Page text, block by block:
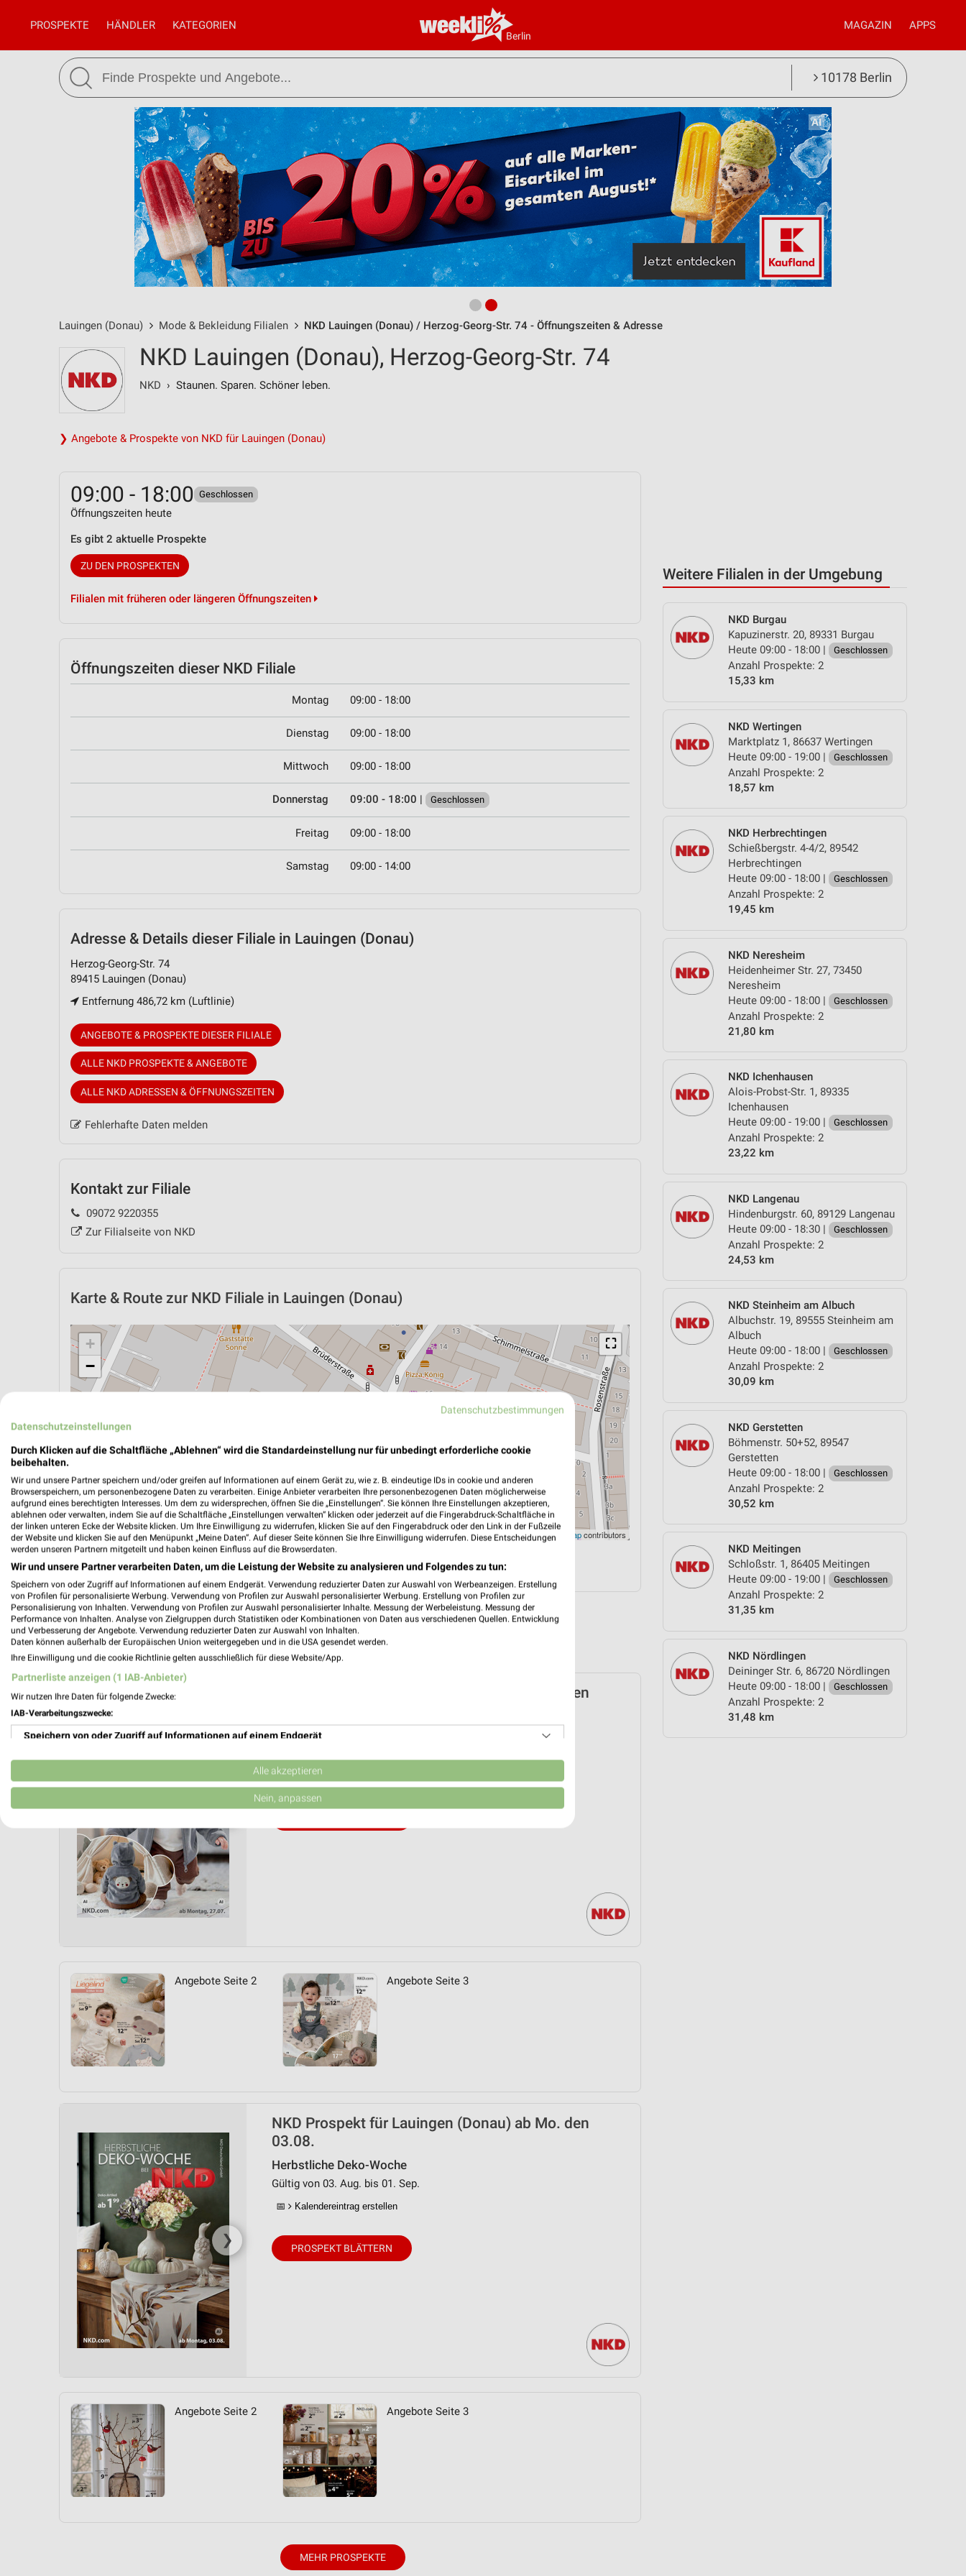
Berlin
PROSPEKTE HÄNDLER KATEGORIEN MAGAZIN APPS
10178 Berlin
Lauingen (Donau) Mode & Bekleidung Filialen NKD Lauingen (Donau) / Herzog-Georg-Str. 74 - Öffnungszeiten & Adresse
Weitere Filialen in der Umgebung
NKD Burgau
Kapuzinerstr. 20, 89331 Burgau
Heute 09:00 - 18:00 |
Geschlossen
Anzahl Prospekte: 2
15,33 km
NKD Wertingen
Marktplatz 1, 86637 Wertingen
Heute 09:00 - 19:00 |
Geschlossen
Anzahl Prospekte: 2
18,57 km
NKD Herbrechtingen
Schießbergstr. 4-4/2, 89542
Herbrechtingen
Heute 09:00 - 18:00 |
Geschlossen
Anzahl Prospekte: 2
19,45 km
NKD Neresheim
Heidenheimer Str. 27, 73450
Neresheim
Heute 09:00 - 18:00 |
Geschlossen
Anzahl Prospekte: 2
21,80 km
NKD Ichenhausen
Alois-Probst-Str. 1, 89335
Ichenhausen
Heute 09:00 - 19:00 |
Geschlossen
Anzahl Prospekte: 2
23,22 km
NKD Langenau
Hindenburgstr. 60, 89129 Langenau
Heute 09:00 - 18:30 |
Geschlossen
Anzahl Prospekte: 2
24,53 km
NKD Steinheim am Albuch
Albuchstr. 19, 89555 Steinheim am
Albuch
Heute 09:00 - 18:00 |
Geschlossen
Anzahl Prospekte: 2
30,09 km
NKD Gerstetten
Böhmenstr. 50+52, 89547
Gerstetten
Heute 09:00 - 18:00 |
Geschlossen
Anzahl Prospekte: 2
30,52 km
NKD Meitingen
Schloßstr. 1, 86405 Meitingen
Heute 09:00 - 19:00 |
Geschlossen
Anzahl Prospekte: 2
31,35 km
NKD Nördlingen
Deininger Str. 6, 86720 Nördlingen
Heute 09:00 - 18:00 |
Geschlossen
Anzahl Prospekte: 2
31,48 km
NKD Lauingen (Donau), Herzog-Georg-Str. 74
NKD › Staunen. Sparen. Schöner leben.
❯ Angebote & Prospekte von NKD für Lauingen (Donau)
09:00 - 18:00 Geschlossen
Öffnungszeiten heute
Es gibt 2 aktuelle Prospekte
ZU DEN PROSPEKTEN
Filialen mit früheren oder längeren Öffnungszeiten
Öffnungszeiten dieser NKD Filiale
Montag 09:00 - 18:00
Dienstag 09:00 - 18:00
Mittwoch 09:00 - 18:00
Donnerstag 09:00 - 18:00 | Geschlossen
Freitag 09:00 - 18:00
Samstag 09:00 - 14:00
Adresse & Details dieser Filiale in Lauingen (Donau)
Herzog-Georg-Str. 74
89415 Lauingen (Donau)
Entfernung 486,72 km (Luftlinie)
ANGEBOTE & PROSPEKTE DIESER FILIALE
ALLE NKD PROSPEKTE & ANGEBOTE
ALLE NKD ADRESSEN & ÖFFNUNGSZEITEN
Fehlerhafte Daten melden
Kontakt zur Filiale
09072 9220355
Zur Filialseite von NKD
Karte & Route zur NKD Filiale in Lauingen (Donau)
⛶
+
−
Leaflet|©OpenStreetMapcontributors
ÖPNV ANZEIGEN LADESÄULEN ANZEIGEN NAVIGATION MIT GOOGLE/IOS MAPS
Aktuelle Angebote in dieser Filiale
Anzahl Prospekte: 2
Letztes Prospektupdate: vor 9 Tagen
❯
NKD Prospekt für Lauingen (Donau) ab Mo. den
Milchzahn-Woche
📅 Kalendereintrag erstellen
Angebote Seite 2 Angebote Seite 3
❯
NKD Prospekt für Lauingen (Donau) ab Mo. den
03.08.
Herbstliche Deko-Woche
Gültig von 03. Aug. bis 01. Sep.
📅 Kalendereintrag erstellen
PROSPEKT BLÄTTERN
Angebote Seite 2 Angebote Seite 3
MEHR PROSPEKTE
Datenschutzbestimmungen
Datenschutzeinstellungen
Durch Klicken auf die Schaltfläche „Ablehnen“ wird die Standardeinstellung nur für unbedingt erforderliche cookie
beibehalten.
Wir und unsere Partner speichern und/oder greifen auf Informationen auf einem Gerät zu, wie z. B. eindeutige IDs in cookie und anderen
Browserspeichern, um personenbezogene Daten zu verarbeiten. Einige Anbieter verarbeiten Ihre personenbezogenen Daten möglicherweise
aufgrund eines berechtigten Interesses. Um dem zu widersprechen, öffnen Sie die „Einstellungen“. Sie können Ihre Einstellungen akzeptieren,
ablehnen oder verwalten, indem Sie auf die Schaltfläche „Einstellungen verwalten“ klicken oder jederzeit auf die Fingerabdruck-Schaltfläche in
der linken unteren Ecke der Website klicken. Um Ihre Einwilligung zu widerrufen, klicken Sie auf den Fingerabdruck oder den Link in der Fußzeile
der Website und klicken Sie auf den Menüpunkt „Meine Daten“. Auf dieser Seite können Sie Ihre Einwilligung widerrufen. Diese Entscheidungen
werden unseren Partnern mitgeteilt und haben keinen Einfluss auf die Browserdaten.
Wir und unsere Partner verarbeiten Daten, um die Leistung der Website zu analysieren und Folgendes zu tun:
Speichern von oder Zugriff auf Informationen auf einem Endgerät. Verwendung reduzierter Daten zur Auswahl von Werbeanzeigen. Erstellung
von Profilen für personalisierte Werbung. Verwendung von Profilen zur Auswahl personalisierter Werbung. Erstellung von Profilen zur
Personalisierung von Inhalten. Verwendung von Profilen zur Auswahl personalisierter Inhalte. Messung der Werbeleistung. Messung der
Performance von Inhalten. Analyse von Zielgruppen durch Statistiken oder Kombinationen von Daten aus verschiedenen Quellen. Entwicklung
und Verbesserung der Angebote. Verwendung reduzierter Daten zur Auswahl von Inhalten.
Daten können außerhalb der Europäischen Union weitergegeben und in die USA gesendet werden.
Ihre Einwilligung und die cookie Richtlinie gelten ausschließlich für diese Website/App.
Partnerliste anzeigen (1 IAB-Anbieter)
Wir nutzen Ihre Daten für folgende Zwecke:
IAB-Verarbeitungszwecke:
Speichern von oder Zugriff auf Informationen auf einem Endgerät
Verwendung reduzierter Daten zur Auswahl von Werbeanzeigen
Erstellung von Profilen für personalisierte Werbung
Erstellung von Profilen zur Personalisierung von Inhalten
Verwendung von Profilen zur Auswahl personalisierter Inhalte
Messung der Werbeleistung
Analyse von Zielgruppen durch Statistiken oder Kombinationen von Daten aus verschiedenen
Entwicklung und Verbesserung der Angebote
Verwendung reduzierter Daten zur Auswahl von Inhalten
IAB-Besonderheiten:
Geräte anhand von aktiv angeforderten Informationen identifizieren
Alle akzeptieren
Nein, anpassen